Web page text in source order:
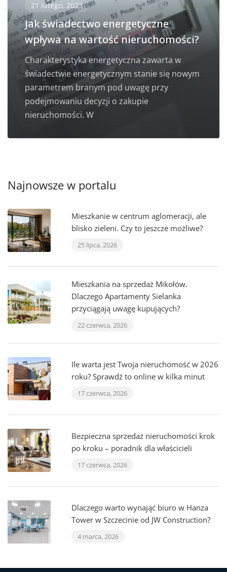
21 lutego, 2023
Jak świadectwo energetyczne
wpływa na wartość nieruchomości?
Charakterystyka energetyczna zawarta w
świadectwie energetycznym stanie się nowym
parametrem branym pod uwagę przy
podejmowaniu decyzji o zakupie
nieruchomości. W
Najnowsze w portalu
Mieszkanie w centrum aglomeracji, ale
blisko zieleni. Czy to jeszcze możliwe?
25 lipca, 2026
Mieszkania na sprzedaż Mikołów.
Dlaczego Apartamenty Sielanka
przyciągają uwagę kupujących?
22 czerwca, 2026
Ile warta jest Twoja nieruchomość w 2026
roku? Sprawdź to online w kilka minut
17 czerwca, 2026
Bezpieczna sprzedaż nieruchomości krok
po kroku – poradnik dla właścicieli
17 czerwca, 2026
Dlaczego warto wynająć biuro w Hanza
Tower w Szczecinie od JW Construction?
4 marca, 2026